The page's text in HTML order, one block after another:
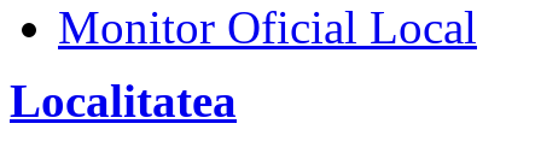
Monitor Oficial Local
Localitatea